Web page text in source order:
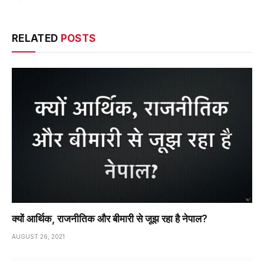
RELATED POSTS
क्यों आर्थिक, राजनीतिक और बीमारी से जूझ रहा है नेपाल?
AUGUST 26, 2021